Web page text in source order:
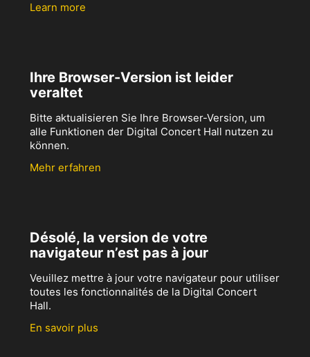
Learn more
Ihre Browser-Version ist leider
veraltet
Bitte aktualisieren Sie Ihre Browser-Version, um
alle Funktionen der Digital Concert Hall nutzen zu
können.
Mehr erfahren
Désolé, la version de votre
navigateur n’est pas à jour
Veuillez mettre à jour votre navigateur pour utiliser
toutes les fonctionnalités de la Digital Concert
Hall.
En savoir plus